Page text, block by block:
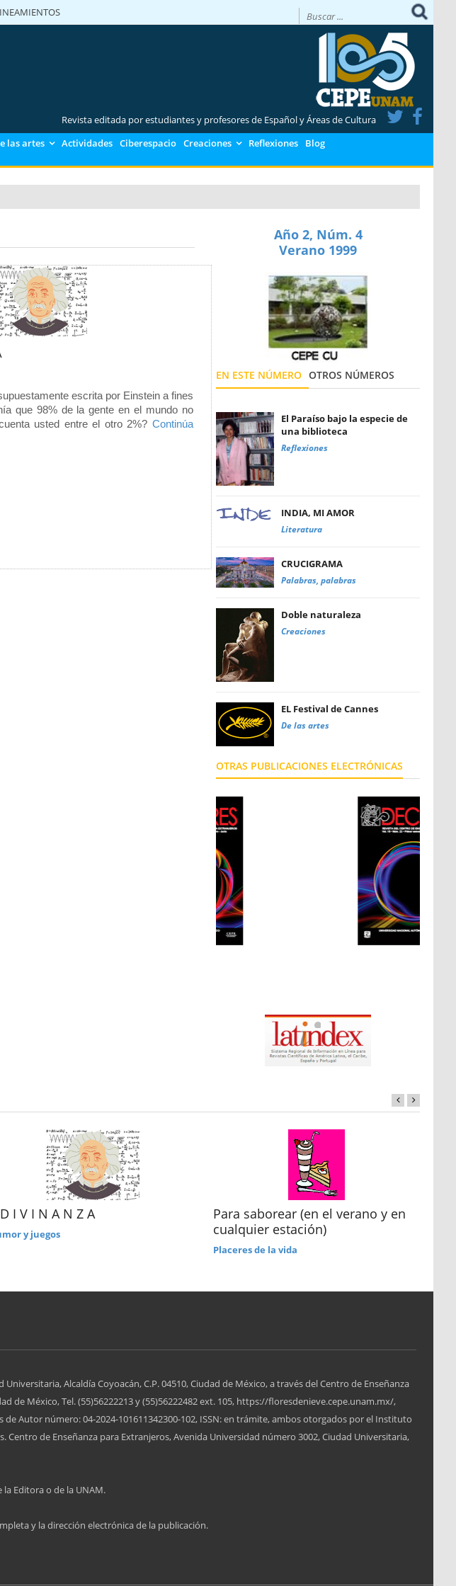
Revista editada por estudiantes y profesores de Español y Áreas de Cultura
las artes Actividades Ciberespacio Creaciones Reflexiones Blog
escrita por Einstein a fines
que 98% de la gente en el mundo no
usted entre el otro 2%? Continúa
Año 2, Núm. 4
Verano 1999
EN ESTE NÚMERO OTROS NÚMEROS
El Paraíso bajo la especie de
una biblioteca
Reflexiones
INDIA, MI AMOR
Literatura
CRUCIGRAMA
Palabras, palabras
Doble naturaleza
Creaciones
EL Festival de Cannes
De las artes
OTRAS PUBLICACIONES ELECTRÓNICAS
I V I N A N Z A
y juegos
Para saborear (en el verano y en
cualquier estación)
Placeres de la vida
Alcaldía Coyoacán, C.P. 04510, Ciudad de México, a través del Centro de Enseñanza
de México, Tel. (55)56222213 y (55)56222482 ext. 105, https://floresdenieve.cepe.unam.mx/,
Autor número: 04-2024-101611342300-102, ISSN: en trámite, ambos otorgados por el Instituto
de Enseñanza para Extranjeros, Avenida Universidad número 3002, Ciudad Universitaria,
Editora o de la UNAM.
y la dirección electrónica de la publicación.